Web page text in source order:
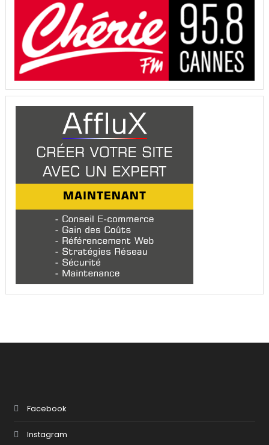
Facebook
Instagram